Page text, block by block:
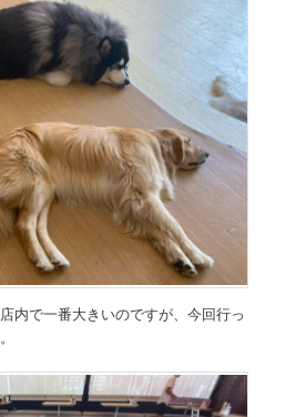
内で一番大きいのですが、今回行っ